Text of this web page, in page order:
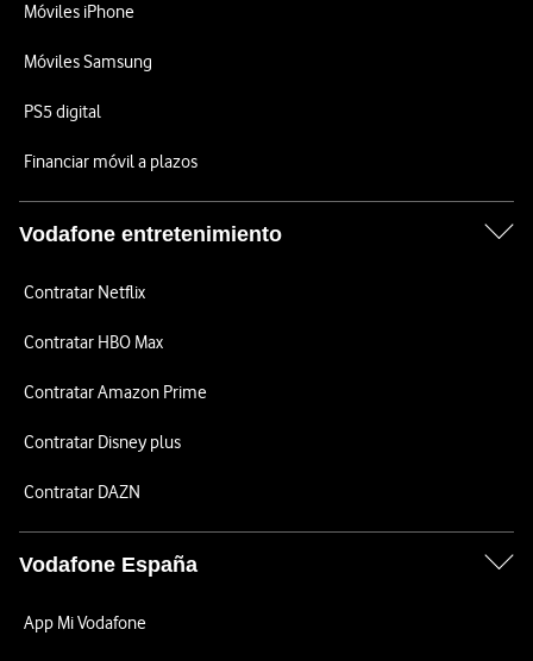
Móviles iPhone
Móviles Samsung
PS5 digital
Financiar móvil a plazos
Vodafone entretenimiento
Contratar Netflix
Contratar HBO Max
Contratar Amazon Prime
Contratar Disney plus
Contratar DAZN
Vodafone España
App Mi Vodafone